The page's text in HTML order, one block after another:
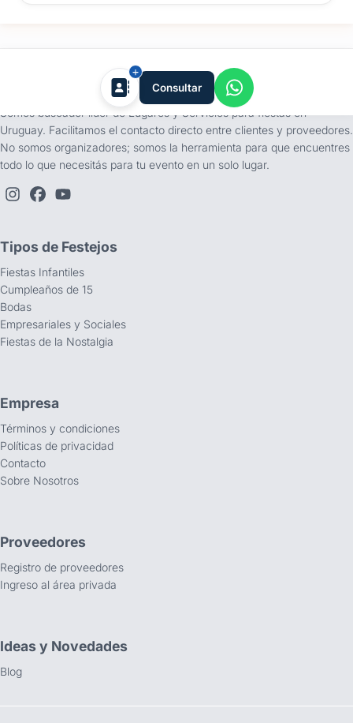
Consultar
tufiesta.com.uy
Somos buscador líder de Lugares y Servicios para fiestas en
Uruguay. Facilitamos el contacto directo entre clientes y proveedores.
No somos organizadores; somos la herramienta para que encuentres
todo lo que necesitás para tu evento en un solo lugar.
Tipos de Festejos
Fiestas Infantiles
Cumpleaños de 15
Bodas
Empresariales y Sociales
Fiestas de la Nostalgia
Empresa
Términos y condiciones
Políticas de privacidad
Contacto
Sobre Nosotros
Proveedores
Registro de proveedores
Ingreso al área privada
Ideas y Novedades
Blog